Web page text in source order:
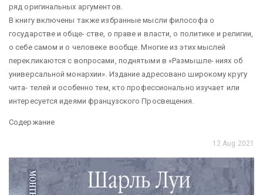
ряд оригинальных аргументов.
В книгу включены также избранные мысли философа о
государстве и обще- стве, о праве и власти, о политике и религии,
о себе самом и о человеке вообще. Многие из этих мыслей
перекликаются с вопросами, поднятыми в «Размышле- ниях об
универсальной монархии». Издание адресовано широкому кругу
чита- телей и особенно тем, кто профессионально изучает или
интересуется идеями французского Просвещения.
Содержание
12 Aug 2021